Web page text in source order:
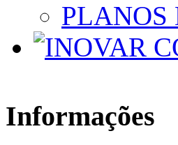
PLANOS
Informações